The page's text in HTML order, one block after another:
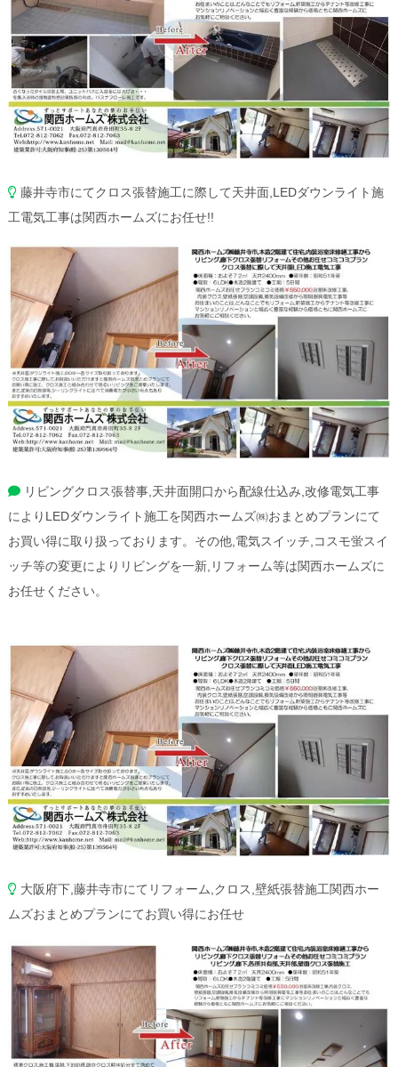
藤井寺市にてクロス張替施工に際して天井面,LEDダウンライト施
工電気工事は関西ホームズにお任せ!!
リビングクロス張替事,天井面開口から配線仕込み,改修電気工事
によりLEDダウンライト施工を関西ホームズ㈱おまとめプランにて
お買い得に取り扱っております。その他,電気スイッチ,コスモ蛍スイ
ッチ等の変更によりリビングを一新,リフォーム等は関西ホームズに
お任せください。
大阪府下,藤井寺市にてリフォーム,クロス,壁紙張替施工関西ホー
ムズおまとめプランにてお買い得にお任せ